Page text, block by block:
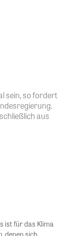
sein, so fordert
aus
ist für das Klima